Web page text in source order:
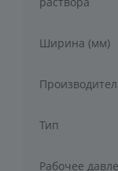
Ширина (мм)
Тип
Рабочее